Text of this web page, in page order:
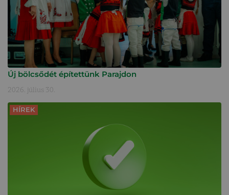
Új bölcsődét építettünk Parajdon
2026. július 30.
HÍREK